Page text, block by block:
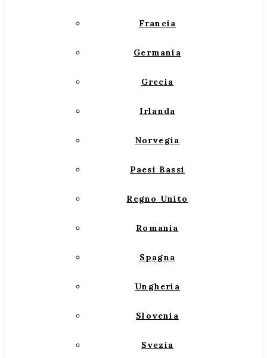
Francia
Germania
Grecia
Irlanda
Norvegia
Paesi Bassi
Regno Unito
Romania
Spagna
Ungheria
Slovenia
Svezia